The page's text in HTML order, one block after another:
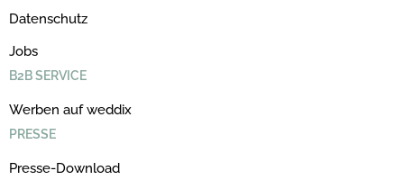
Datenschutz
Jobs
B2B SERVICE
Werben auf weddix
PRESSE
Presse-Download